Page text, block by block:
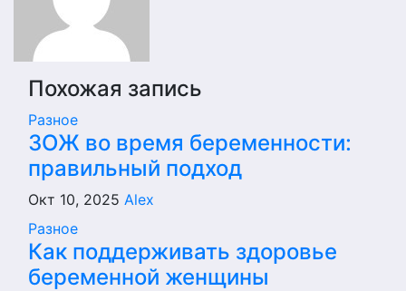
Похожая запись
Разное
ЗОЖ во время беременности:
правильный подход
Окт 10, 2025 Alex
Разное
Как поддерживать здоровье
беременной женщины